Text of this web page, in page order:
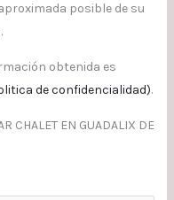
posible de su
obtenida es
de confidencialidad).
CHALET EN GUADALIX DE